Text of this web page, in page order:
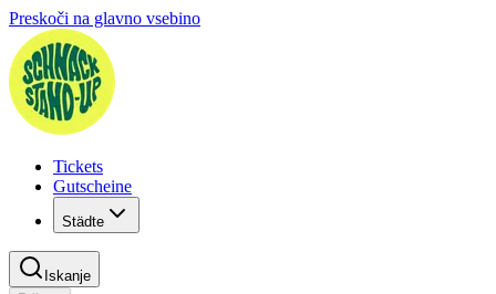
Preskoči na glavno vsebino
Tickets
Gutscheine
Städte
Iskanje